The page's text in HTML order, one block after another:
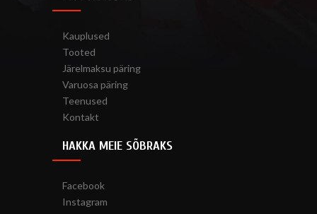
Kauplused
Tooted
Järelmaksu päring
Varuosa päring
Teenused
Kontakt
HAKKA MEIE SÕBRAKS
Facebook
Instagram